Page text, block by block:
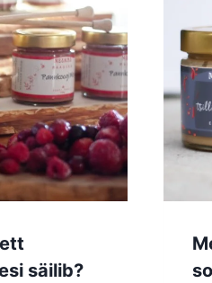
säilib?